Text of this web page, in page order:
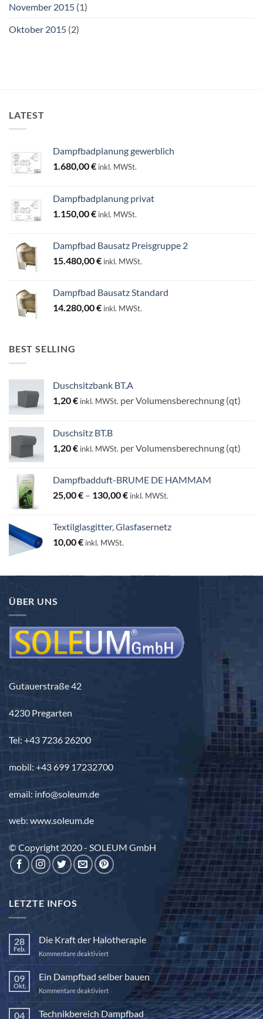
November 2015 (1)
Oktober 2015 (2)
LATEST
Dampfbadplanung gewerblich
1.680,00€ inkl. MWSt.
Dampfbadplanung privat
1.150,00€ inkl. MWSt.
Dampfbad Bausatz Preisgruppe 2
15.480,00€ inkl. MWSt.
Dampfbad Bausatz Standard
14.280,00€ inkl. MWSt.
BEST SELLING
Duschsitzbank BT.A
1,20€ inkl. MWSt. per Volumensberechnung (qt)
Duschsitz BT.B
1,20€ inkl. MWSt. per Volumensberechnung (qt)
Dampfbadduft-BRUME DE HAMMAM
25,00€ – 130,00€Preisspanne:
130,00 €
inkl. MWSt.
Textilglasgitter, Glasfasernetz
10,00€ inkl. MWSt.
ÜBER UNS
Gutauerstraße 42
4230 Pregarten
Tel: +43 7236 26200
mobil: +43 699 17232700
email: info@soleum.de
web: www.soleum.de
© Copyright 2020 - SOLEUM GmbH
LETZTE INFOS
28
Feb.
Die Kraft der Halotherapie
Kommentare deaktiviertfür
Kraft
der
Halotherapie
09
Okt.
Ein Dampfbad selber bauen
Kommentare deaktiviertfür
Dampfbad
04 Technikbereich Dampfbad